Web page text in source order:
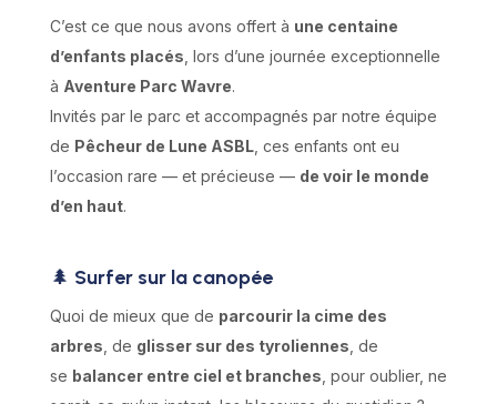
C’est ce que nous avons offert à une centaine
d’enfants placés , lors d’une journée exceptionnelle
à Aventure Parc Wavre.
Invités par le parc et accompagnés par notre équipe
de Pêcheur de Lune ASBL, ces enfants ont eu
l’occasion rare — et précieuse — de voir le monde
d’en haut.
🌲 Surfer sur la canopée
Quoi de mieux que de parcourir la cime des
arbres , de glisser sur des tyroliennes , de
se balancer entre ciel et branches , pour oublier, ne